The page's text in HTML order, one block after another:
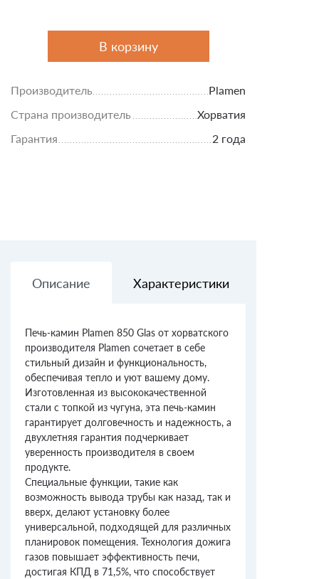
В корзину
Производитель
Plamen
Страна производитель
Хорватия
Гарантия
2 года
Описание Характеристики
Печь-камин Plamen 850 Glas от хорватского
производителя Plamen сочетает в себе
стильный дизайн и функциональность,
обеспечивая тепло и уют вашему дому.
Изготовленная из высококачественной
стали с топкой из чугуна, эта печь-камин
гарантирует долговечность и надежность, а
двухлетняя гарантия подчеркивает
уверенность производителя в своем
продукте.
Специальные функции, такие как
возможность вывода трубы как назад, так и
вверх, делают установку более
универсальной, подходящей для различных
планировок помещения. Технология дожига
газов повышает эффективность печи,
достигая КПД в 71,5%, что способствует